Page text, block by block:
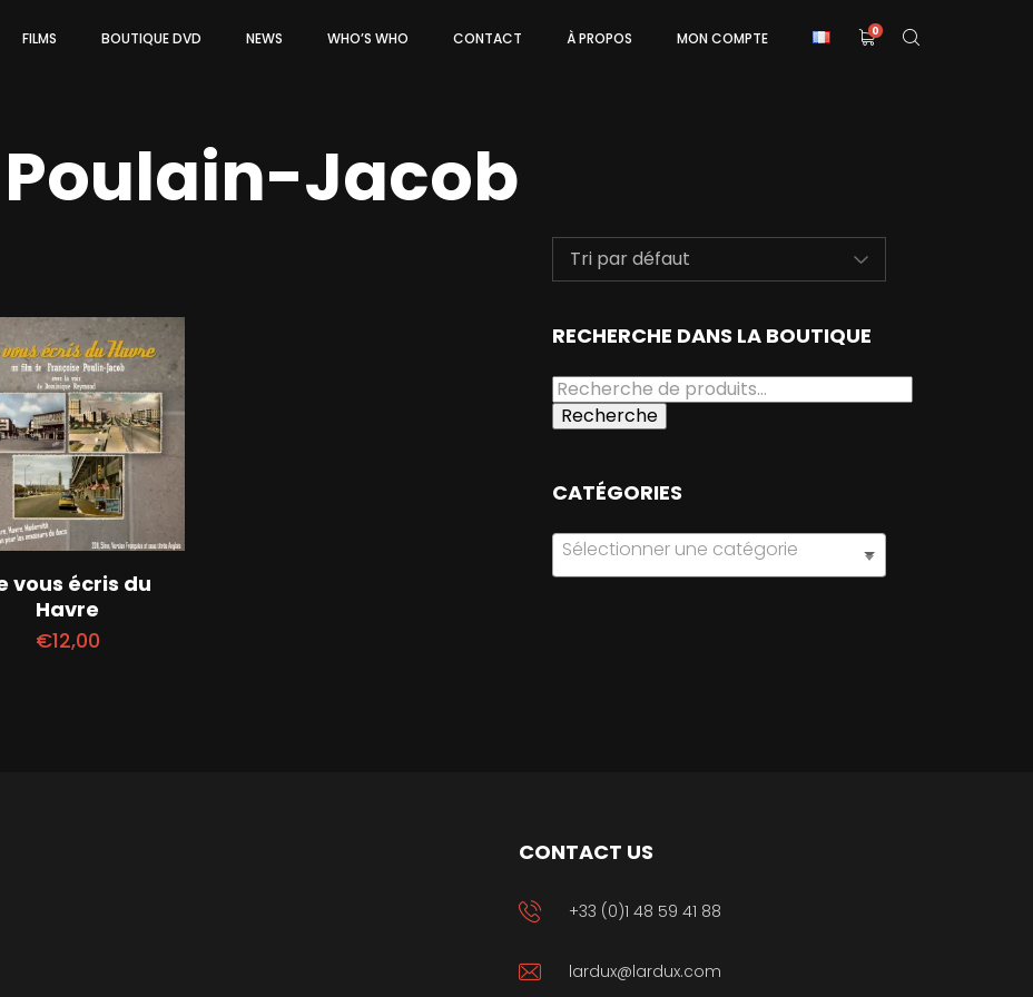
FILMS BOUTIQUE DVD NEWS WHO’S WHO CONTACT À PROPOS MON COMPTE 0
Jacob
vous écris du
Havre
€12,00
RECHERCHE DANS LA BOUTIQUE
Recherche
CATÉGORIES
Sélectionner une catégorie
CONTACT US
+33 (0)1 48 59 41 88
lardux@lardux.com